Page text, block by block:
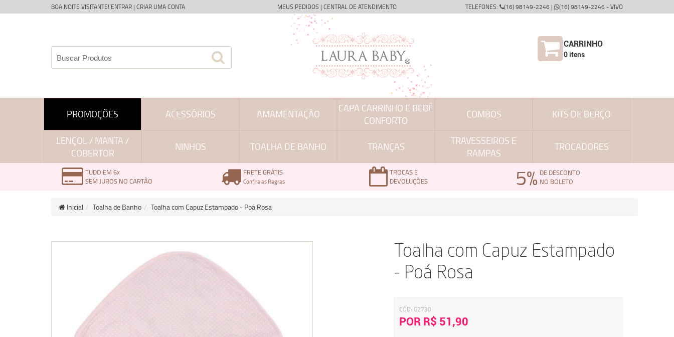
BOA NOITE VISITANTE! ENTRAR | CRIAR UMA CONTA MEUS PEDIDOS | CENTRAL DE ATENDIMENTO TELEFONES: (16) 98149-2246 | (16) 98149-2246 - VIVO
CARRINHO
0itens
PROMOÇÕES ACESSÓRIOS AMAMENTAÇÃO
CAPA CARRINHO E BEBÊ
CONFORTO
COMBOS KITS DE BERÇO
LENÇOL / MANTA /
COBERTOR
NINHOS TOALHA DE BANHO TRANÇAS
TRAVESSEIROS E
RAMPAS
TROCADORES
TUDO EM 6x
SEM JUROS NO CARTÃO
FRETE GRÁTIS
Confira as Regras
TROCAS E
DEVOLUÇÕES
5% DE DESCONTO
NO BOLETO
Inicial Toalha de Banho Toalha com Capuz Estampado - Poá Rosa
Toalha com Capuz Estampado
- Poá Rosa
CÓD: G2730
POR R$ 51,90